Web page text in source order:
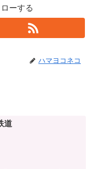
ーする
ハマヨコネコ
道